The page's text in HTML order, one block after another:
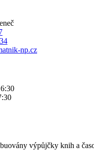
np.cz
výpůjčky knih a